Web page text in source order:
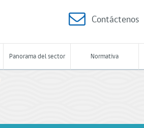
Contáctenos
Panorama del sector Normativa